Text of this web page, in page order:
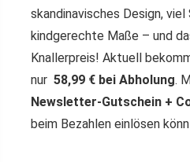
skandinavisches Design, viel
kindgerechte Maße – und
Knallerpreis! Aktuell
nur 58,99 € bei Abholung.
Newsletter-Gutschein +
beim Bezahlen einlösen